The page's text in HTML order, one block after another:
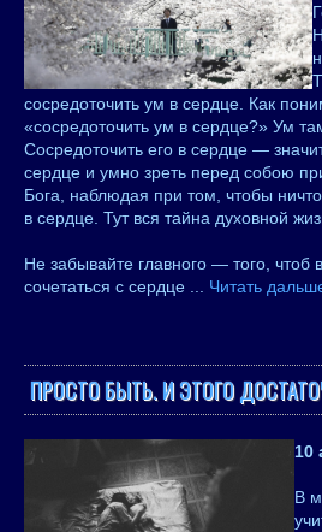
сосредоточить ум в сердце. Как
«сосредоточить ум в сердце?» Ум
Сосредоточить его в сердце —
сердце и умно зреть перед собою
Бога, наблюдая при том, чтобы
в сердце. Тут вся тайна духовной
Не забывайте главного — того,
сочетаться с сердце
Читать
ПРОСТО БЫТЬ. И ЭТОГО
10
В